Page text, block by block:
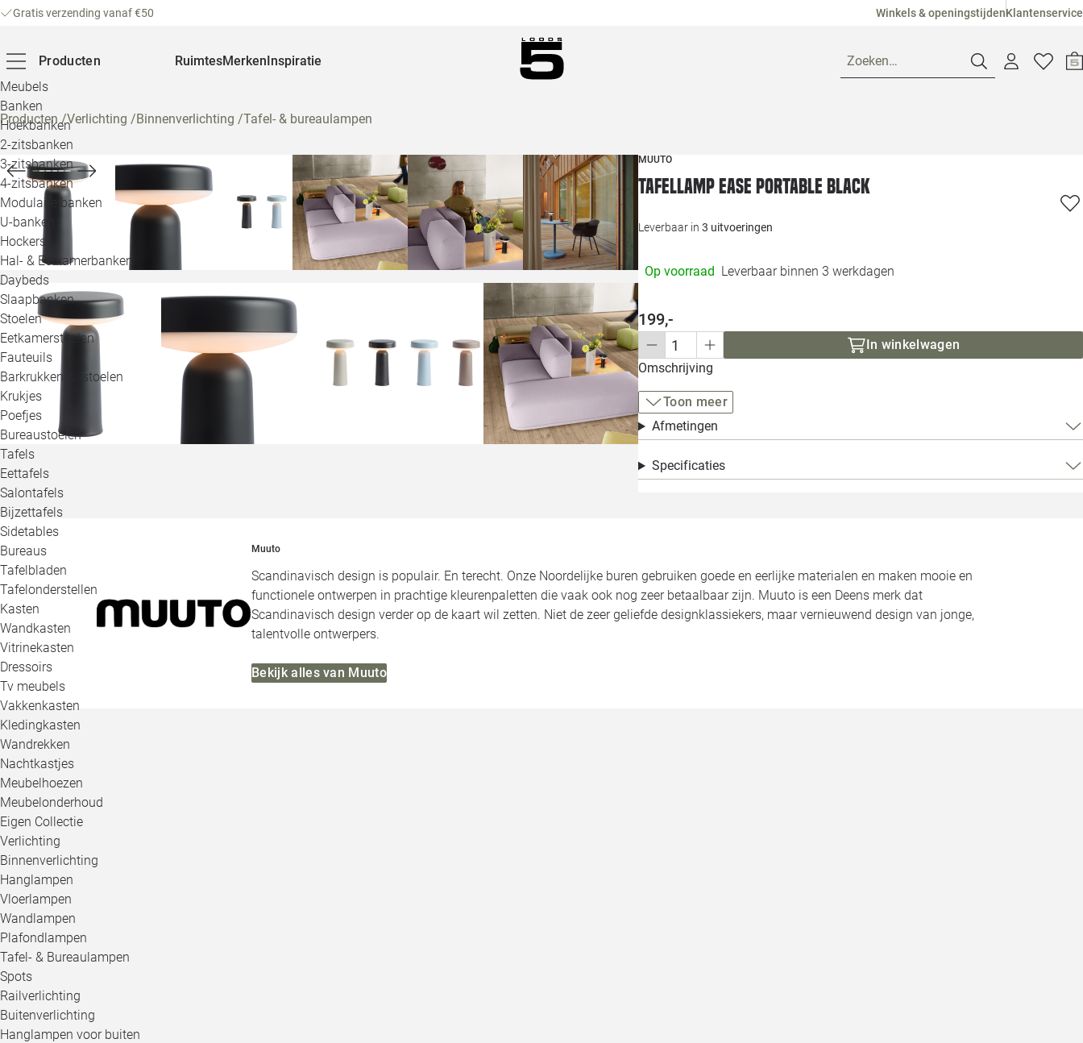
Gratis verzending vanaf €50 Winkels & openingstijdenKlantenservice
Producten
Meubels
Banken
Hoekbanken
2-zitsbanken
3-zitsbanken
4-zitsbanken
Modulaire banken
U-banken
Hockers
Hal- & Eetkamerbanken
Daybeds
Slaapbanken
Stoelen
Eetkamerstoelen
Fauteuils
Barkrukken & -stoelen
Krukjes
Poefjes
Bureaustoelen
Tafels
Eettafels
Salontafels
Bijzettafels
Sidetables
Bureaus
Tafelbladen
Tafelonderstellen
Kasten
Wandkasten
Vitrinekasten
Dressoirs
Tv meubels
Vakkenkasten
Kledingkasten
Wandrekken
Nachtkastjes
Meubelhoezen
Meubelonderhoud
Eigen Collectie
Verlichting
Binnenverlichting
Hanglampen
Vloerlampen
Wandlampen
Plafondlampen
Tafel- & Bureaulampen
Spots
Railverlichting
Buitenverlichting
Hanglampen voor buiten
RuimtesMerkenInspiratie Zoeken…
Pagina suggesties
Klantenservice
Loods 5
Loods 5
Alle
Producten/Verlichting /Binnenverlichting /Tafel- & bureaulampen
MUUTO
Tafellamp Ease portable black
Leverbaar in 3 uitvoeringen
Op voorraad Leverbaar binnen 3 werkdagen
199,-
In winkelwagen
Omschrijving
Toon meer
Afmetingen
Specificaties
Muuto
Scandinavisch design is populair. En terecht. Onze Noordelijke buren gebruiken goede en eerlijke materialen en maken mooie en
functionele ontwerpen in prachtige kleurenpaletten die vaak ook nog zeer betaalbaar zijn. Muuto is een Deens merk dat
Scandinavisch design verder op de kaart wil zetten. Niet de zeer geliefde designklassiekers, maar vernieuwend design van jonge,
talentvolle ontwerpers.
Bekijk alles van Muuto